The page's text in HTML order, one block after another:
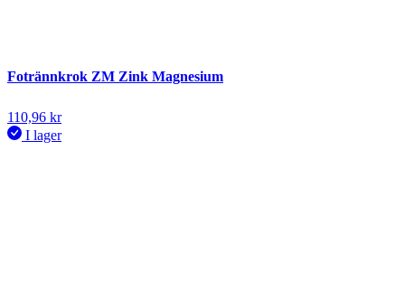
Fotrännkrok ZM Zink Magnesium
110,96 kr
I lager